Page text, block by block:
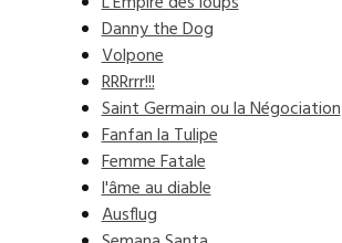
Danny the Dog
Volpone
RRRrrr!!!
Saint Germain ou la Négociation
Fanfan la Tulipe
Femme Fatale
l'âme au diable
Ausflug